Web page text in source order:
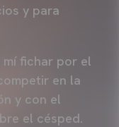
y para
mí fichar por el
en la
y con el
el césped.